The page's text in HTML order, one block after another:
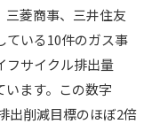
三菱商事、三井住友
ている10件のガス事
フサイクル排出量
います。この数字
出削減目標のほぼ2倍